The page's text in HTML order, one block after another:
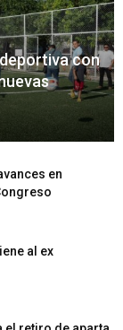
con
en
al ex